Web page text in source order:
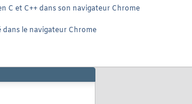
C et C++ dans son navigateur Chrome
le navigateur Chrome